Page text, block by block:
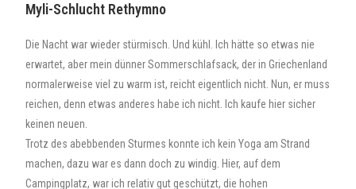
Myli-Schlucht Rethymno
Die Nacht war wieder stürmisch. Und kühl. Ich hätte so etwas nie
erwartet, aber mein dünner Sommerschlafsack, der in Griechenland
normalerweise viel zu warm ist, reicht eigentlich nicht. Nun, er muss
reichen, denn etwas anderes habe ich nicht. Ich kaufe hier sicher
keinen neuen.
Trotz des abebbenden Sturmes konnte ich kein Yoga am Strand
machen, dazu war es dann doch zu windig. Hier, auf dem
Campingplatz, war ich relativ gut geschützt, die hohen